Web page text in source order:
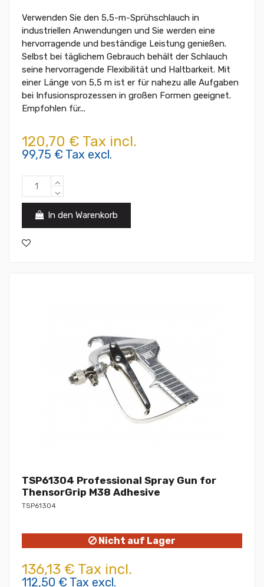
Verwenden Sie den 5,5-m-Sprühschlauch in
industriellen Anwendungen und Sie werden eine
hervorragende und beständige Leistung genießen.
Selbst bei täglichem Gebrauch behält der Schlauch
seine hervorragende Flexibilität und Haltbarkeit. Mit
einer Länge von 5,5 m ist er für nahezu alle Aufgaben
bei Infusionsprozessen in großen Formen geeignet.
Empfohlen für...
120,70 € Tax incl.
99,75 € Tax excl.
In den Warenkorb
TSP61304 Professional Spray Gun for
ThensorGrip M38 Adhesive
TSP61304
Nicht auf Lager
136,13 € Tax incl.
112,50 € Tax excl.